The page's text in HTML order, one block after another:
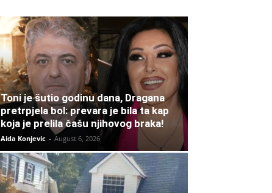
Toni je šutio godinu dana, Dragana
pretrpjela bol: prevara je bila ta kap
koja je prelila čašu njihovog braka!
Aida Konjevic - August 6, 2026